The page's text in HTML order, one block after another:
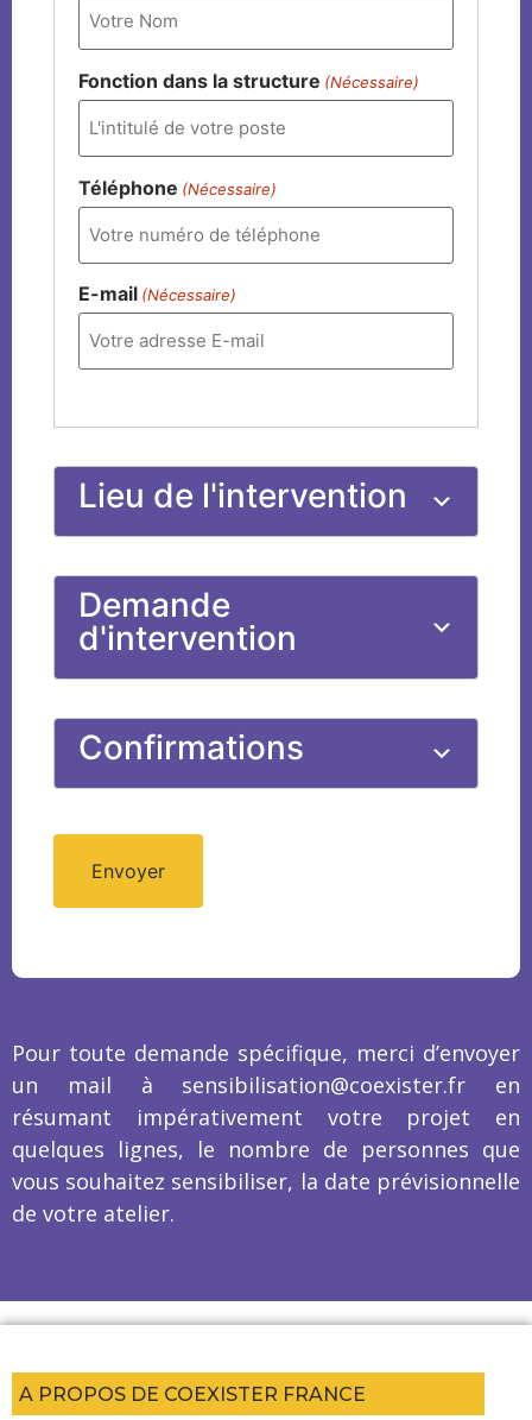
Fonction dans la structure (Nécessaire)
Téléphone (Nécessaire)
E-mail (Nécessaire)
Lieu de l'intervention
Demande
d'intervention
Confirmations
Pour toute demande spécifique, merci d’envoyer
un mail à sensibilisation@coexister.fr en
résumant impérativement votre projet en
quelques lignes, le nombre de personnes que
vous souhaitez sensibiliser, la date prévisionnelle
de votre atelier.
A PROPOS DE COEXISTER FRANCE